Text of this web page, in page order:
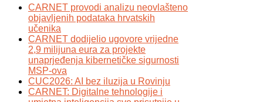
CARNET provodi analizu neovlašteno
objavljenih podataka hrvatskih
učenika
CARNET dodijelio ugovore vrijedne
2,9 milijuna eura za projekte
unaprjeđenja kibernetičke sigurnosti
MSP-ova
CUC2026: AI bez iluzija u Rovinju
CARNET: Digitalne tehnologije i